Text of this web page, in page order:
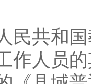
共和国
作人员